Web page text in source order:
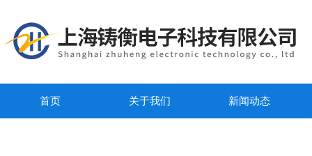
首页 关于我们 新闻动态